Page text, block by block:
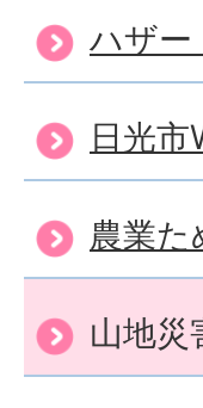
ハザー
日光
農業
山地災